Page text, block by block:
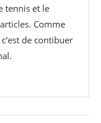
tennis et le
Comme
de contibuer